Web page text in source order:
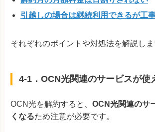
引越しの場合は継続利用できるが工
それぞれのポイントや対処法を解説しま
4-1．OCN光関連のサービスが使
OCN光を解約すると、 OCN光関連のサ
くなるため注意が必要です。